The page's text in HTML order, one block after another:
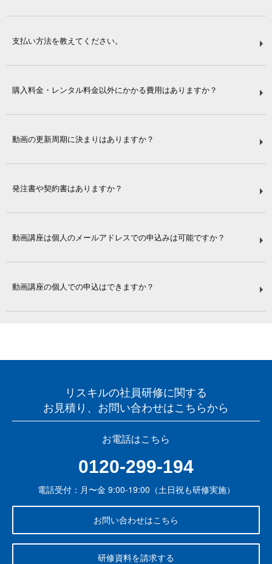
支払い方法を教えてください。
購入料金・レンタル料金以外にかかる費用はありますか？
動画の更新周期に決まりはありますか？
発注書や契約書はありますか？
動画講座は個人のメールアドレスでの申込みは可能ですか？
動画講座の個人での申込はできますか？
リスキルの社員研修に関する
お見積り、お問い合わせはこちらから
お電話はこちら
0120-299-194
電話受付：月〜金 9:00-19:00（土日祝も研修実施）
お問い合わせはこちら
研修資料を請求する